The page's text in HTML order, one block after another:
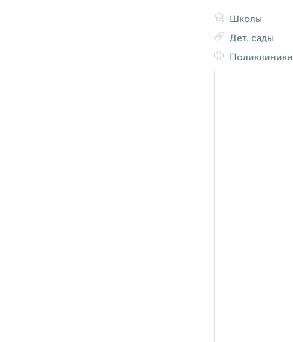
Школы
Дет. сады
Поликлиники